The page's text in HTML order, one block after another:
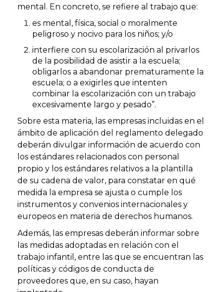
mental. En concreto, se refiere al trabajo que:
es mental, física, social o moralmente
peligroso y nocivo para los niños; y/o
interfiere con su escolarización al privarlos
de la posibilidad de asistir a la escuela;
obligarlos a abandonar prematuramente la
escuela; o a exigirles que intenten
combinar la escolarización con un trabajo
excesivamente largo y pesado”.
Sobre esta materia, las empresas incluidas en el
ámbito de aplicación del reglamento delegado
deberán divulgar información de acuerdo con
los estándares relacionados con personal
propio y los estándares relativos a la plantilla
de su cadena de valor, para constatar en qué
medida la empresa se ajusta o cumple los
instrumentos y convenios internacionales y
europeos en materia de derechos humanos.
Además, las empresas deberán informar sobre
las medidas adoptadas en relación con el
trabajo infantil, entre las que se encuentran las
políticas y códigos de conducta de
proveedores que, en su caso, hayan